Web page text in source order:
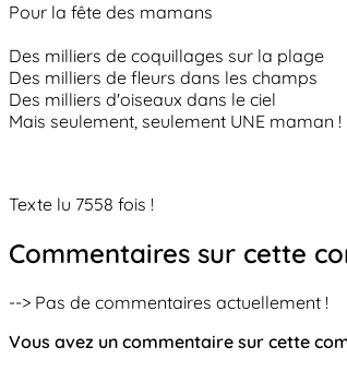
Pour la fête des mamans
Des milliers de coquillages sur la plage
Des milliers de fleurs dans les champs
Des milliers d'oiseaux dans le ciel
Mais seulement, seulement UNE maman !
Texte lu 7558 fois !
Commentaires sur cette
--> Pas de commentaires actuellement !
Vous avez un commentaire sur cette